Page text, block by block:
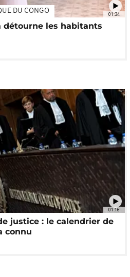
01:34
DU CONGO
détourne les habitants
01:16
justice : le calendrier de
connu